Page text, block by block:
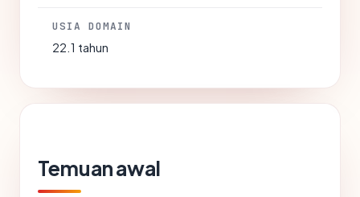
USIA DOMAIN
22.1 tahun
Temuan awal